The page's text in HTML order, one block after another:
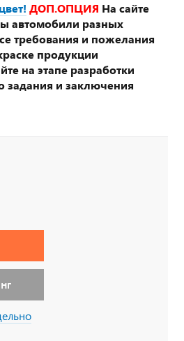
ДОП.ОПЦИЯ На сайте
автомобили разных
требования и пожелания
продукции
на этапе разработки
задания и заключения